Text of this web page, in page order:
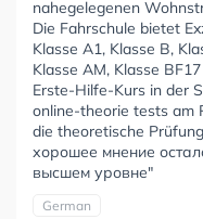
nahegelegenen
Die Fahrschule bietet
Klasse A1, Klasse B,
Klasse AM, Klasse
Erste-Hilfe-Kurs in der
online-theorie tests am
die theoretische
хорошее мнение
высшем уровне"
German